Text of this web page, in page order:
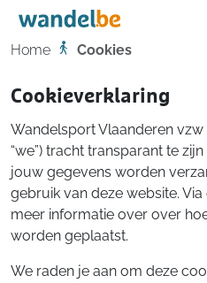
Home
Home Cookies
Cookieverklaring
Wandelsport Vlaanderen vzw
“we”) tracht transparant te
jouw gegevens worden
gebruik van deze website.
meer informatie over over
worden geplaatst.
We raden je aan om deze